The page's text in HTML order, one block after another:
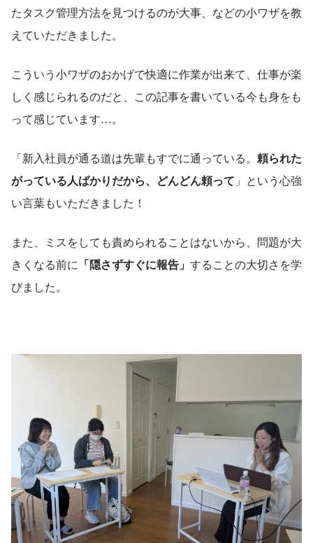
たタスク管理方法を見つけるのが大事、などの小ワザを教
えていただきました。
こういう小ワザのおかげで快適に作業が出来て、仕事が楽
しく感じられるのだと、この記事を書いている今も身をも
って感じています…。
「新入社員が通る道は先輩もすでに通っている。 頼られた
がっている人ばかりだから、どんどん頼って 」という心強
い言葉もいただきました！
また、ミスをしても責められることはないから、問題が大
きくなる前に 「隠さずすぐに報告」 することの大切さを学
びました。